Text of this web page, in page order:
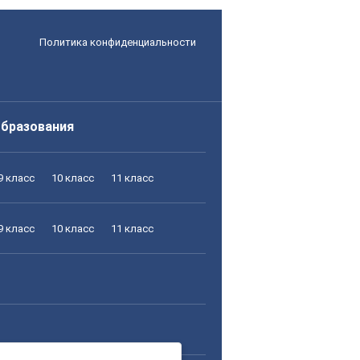
Политика конфиденциальности
класс 10 класс 11 класс
класс 10 класс 11 класс